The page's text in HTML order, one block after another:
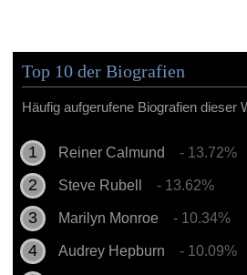
Top 10 der Biografien
Häufig aufgerufene Biografien dieser
Reiner Calmund - 13.72%
Steve Rubell - 13.62%
Marilyn Monroe - 10.34%
Audrey Hepburn - 10.09%